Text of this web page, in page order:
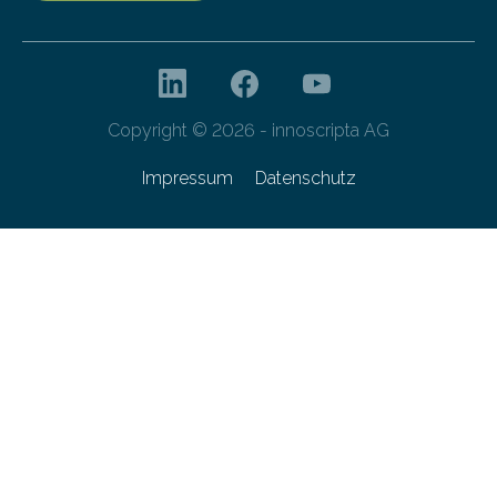
Copyright © 2026 - innoscripta AG
Impressum Datenschutz